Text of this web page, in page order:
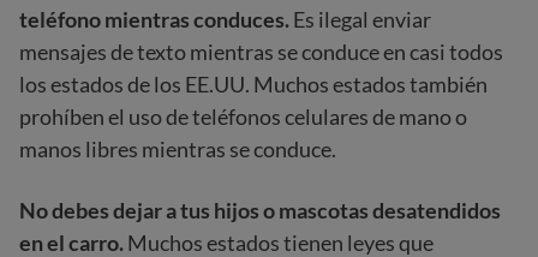
teléfono mientras conduces.Es ilegal enviar
mensajes de texto mientras se conduce en casi todos
los estados de los EE.UU. Muchos estados también
prohíben el uso de teléfonos celulares de mano o
manos libres mientras se conduce.
No debes dejar a tus hijos o mascotas desatendidos
en el carro.Muchos estados tienen leyes que